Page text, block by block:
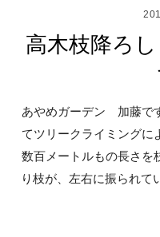
高木枝降ろ
あやめガーデン 加藤で
てツリークライミングに
数百メートルもの長さを
り枝が、左右に振られて